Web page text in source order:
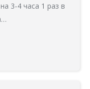
3-4 часа 1 раз в